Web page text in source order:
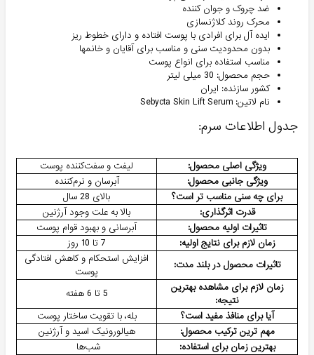
ضد چروک و جوان کننده
محرک روند کلاژنسازی
ایده آل برای افرادی با پوست افتاده و دارای خطوط ریز
بدون محدودیت سنی و مناسب برای آقایان و خانمها
مناسب استفاده برای انواع پوست
حجم محصول: 30 میلی لیتر
کشور سازنده: ایران
نام لاتین: Sebycta Skin Lift Serum
جدول اطلاعات سرم:
ویژگی اصلی محصول:
لیفت و سفت‌کننده پوست
ویژگی جانبی محصول:
آبرسان و نرم‌کننده
برای چه سنی مناسب تر است؟
بالای 28 سال
قدرت اثرگذاری:
بالا به علت وجود آرژنین
تاثیرات اولیه محصول:
آبرسانی و بهبود قوام پوست
زمان لازم برای نتایج اولیه:
7 تا 10 روز
تاثیرات محصول در بلند مدت:
افزایش استحکام و کاهش افتادگی
پوست
زمان لازم برای مشاهده بهترین
نتیجه:
5 تا 6 هفته
آیا برای منافذ مفید است؟
بله، با تقویت ساختار پوست
مهم ترین ترکیب محصول:
هیالورونیک اسید و آرژنین
بهترین زمان برای استفاده:
شب‌ها